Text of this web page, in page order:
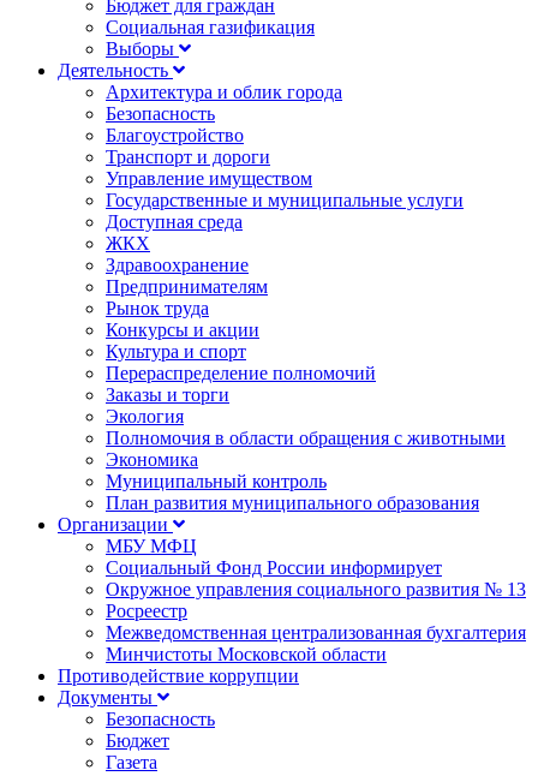
Бюджет для граждан
Социальная газификация
Выборы
Деятельность
Архитектура и облик города
Безопасность
Благоустройство
Транспорт и дороги
Управление имуществом
Государственные и муниципальные услуги
Доступная среда
ЖКХ
Здравоохранение
Предпринимателям
Рынок труда
Конкурсы и акции
Культура и спорт
Перераспределение полномочий
Заказы и торги
Экология
Полномочия в области обращения с животными
Экономика
Муниципальный контроль
План развития муниципального образования
Организации
МБУ МФЦ
Социальный Фонд России информирует
Окружное управления социального развития № 13
Росреестр
Межведомственная централизованная бухгалтерия
Минчистоты Московской области
Противодействие коррупции
Документы
Безопасность
Бюджет
Газета